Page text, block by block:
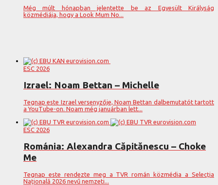
Még múlt hónapban jelentette be az Egyesült Királyság
közmédiája, hogy a Look Mum No...
ESC 2026
Izrael: Noam Bettan – Michelle
Tegnap este Izrael versenyzője, Noam Bettan dalbemutatót tartott
a YouTube-on. Noam még januárban lett...
ESC 2026
Románia: Alexandra Căpitănescu – Choke
Me
Tegnap este rendezte meg a TVR román közmédia a Selecția
Națională 2026 nevű nemzeti...